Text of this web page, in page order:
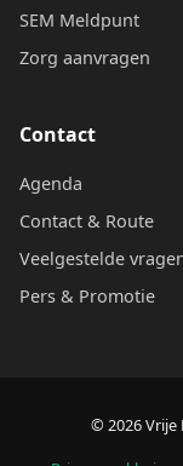
SEM Meldpunt
Zorg aanvragen
Contact
Agenda
Contact & Route
Veelgestelde
Pers & Promotie
© 2026 Vrije